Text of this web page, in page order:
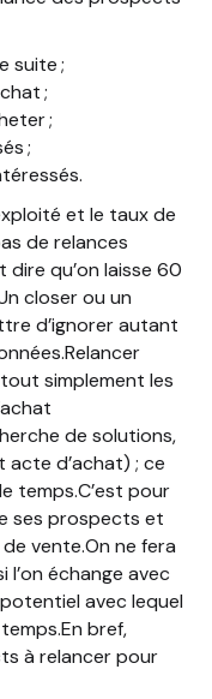
suite ;
;
;
;
et le taux de
de relances
qu’on laisse 60
closer ou un
d’ignorer autant
simplement les
de solutions,
d’achat) ; ce
temps.C’est pour
ses prospects et
vente.On ne fera
l’on échange avec
avec lequel
bref,
à relancer pour